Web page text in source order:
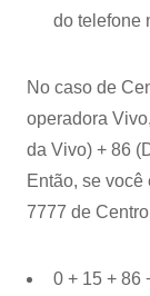
do telefone
No caso de
operadora
da Vivo) + 86
Então, se
7777 de
0 + 15 + 86